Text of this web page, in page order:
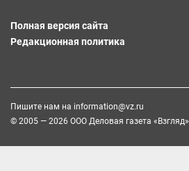
Полная версия сайта
Редакционная политика
Пишите нам на information@vz.ru
© 2005 — 2026 ООО Деловая газета «Взгляд»